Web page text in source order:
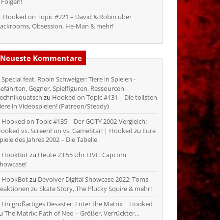
Hooked on Topic #221 – David & Robin über
Obsession, He-Man & mehr!
Neueste Kommentare
Special feat. Robin Schweiger: Tiere in Spielen -
Gegner, Spielfiguren, Ressourcen -
zu Hooked on Topic #131 – Die tollsten
in Videospielen! (Patreon/Steady)
Hooked on Topic #135 – Der GOTY 2002-Vergleich:
vs. ScreenFun vs. GameStar! | Hooked zu Eure
des Jahres 2002 – Die Tabelle
HookBotzu Heute 23:55 Uhr LIVE: Capcom
HookBotzu Devolver Digital Showcase 2022: Toms
zu Skate Story, The Plucky Squire & mehr!
Ein großartiges Desaster: Enter the Matrix | Hooked
The Matrix: Path of Neo – Größer, Verrückter…